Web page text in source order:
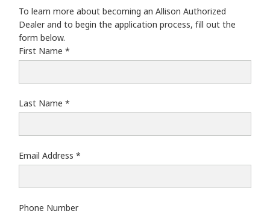
To learn more about becoming an Allison Authorized
Dealer and to begin the application process, fill out the
form below.
First Name
Last Name
Email Address
Phone Number